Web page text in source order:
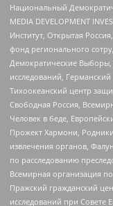
Национальный
MEDIA DEVELOPMENT
Институт, Открытая
фонд регионального
Демократические
исследований,
Тихоокеанский центр
Свободная Россия,
Человек в беде,
Прожект Хармони,
извлечения органов,
по расследованию
Всемирная организация
Пражский гражданский
исследований при Совете